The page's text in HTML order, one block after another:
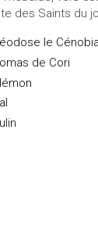
des Saints du
le
de Cori